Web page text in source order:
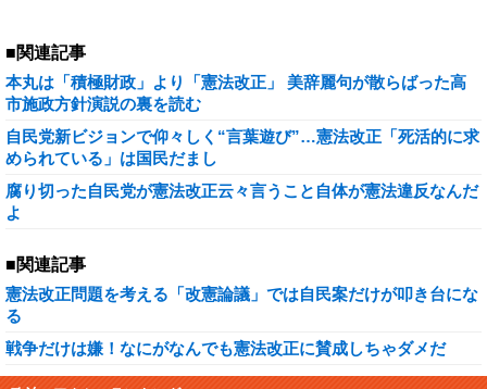
■関連記事
本丸は「積極財政」より「憲法改正」 美辞麗句が散らばった高
市施政方針演説の裏を読む
自民党新ビジョンで仰々しく“言葉遊び”…憲法改正「死活的に求
められている」は国民だまし
腐り切った自民党が憲法改正云々言うこと自体が憲法違反なんだ
よ
■関連記事
憲法改正問題を考える「改憲論議」では自民案だけが叩き台にな
る
戦争だけは嫌！なにがなんでも憲法改正に賛成しちゃダメだ